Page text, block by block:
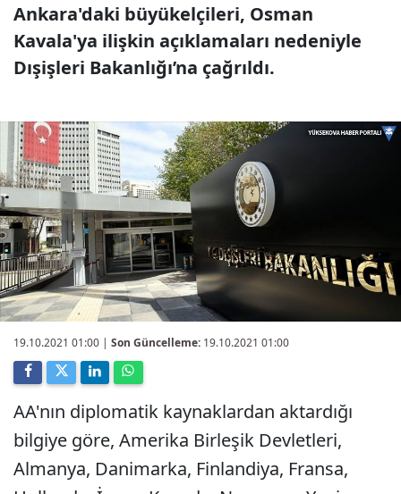
Ankara'daki büyükelçileri, Osman
Kavala'ya ilişkin açıklamaları nedeniyle
Dışişleri Bakanlığı’na çağrıldı.
19.10.2021 01:00 | Son Güncelleme: 19.10.2021 01:00
AA'nın diplomatik kaynaklardan aktardığı
bilgiye göre, Amerika Birleşik Devletleri,
Almanya, Danimarka, Finlandiya, Fransa,